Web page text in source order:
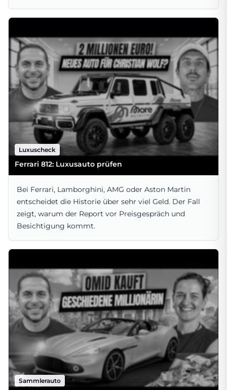
Luxuscheck
Ferrari 812: Luxusauto prüfen
Bei Ferrari, Lamborghini, AMG oder Aston Martin
entscheidet die Historie über sehr viel Geld. Der Fall
zeigt, warum der Report vor Preisgespräch und
Besichtigung kommt.
Sammlerauto